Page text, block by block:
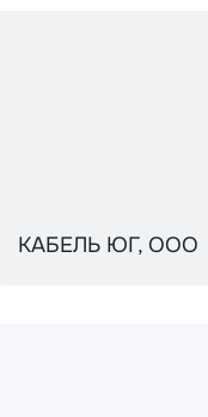
КАБЕЛЬ ЮГ, ООО